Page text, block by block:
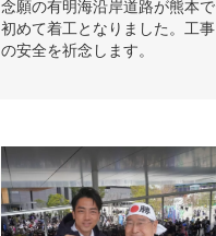
念願の有明海沿岸道路が熊本で
初めて着工となりました。工事
の安全を祈念します。